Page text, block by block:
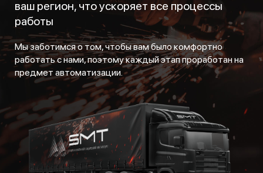
ваш регион, что ускоряет все процессы
работы
Мы заботимся о том, чтобы вам было комфортно
работать с нами, поэтому каждый этап проработан на
предмет автоматизации.